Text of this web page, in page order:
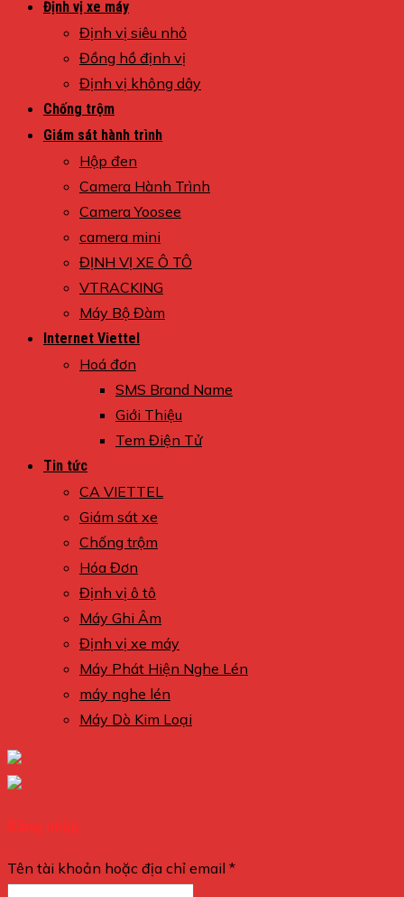
Định vị xe máy
Định vị siêu nhỏ
Đồng hồ định vị
Định vị không dây
Chống trộm
Giám sát hành trình
Hộp đen
Camera Hành Trình
Camera Yoosee
camera mini
ĐỊNH VỊ XE Ô TÔ
VTRACKING
Máy Bộ Đàm
Internet Viettel
Hoá đơn
SMS Brand Name
Giới Thiệu
Tem Điện Tử
Tin tức
CA VIETTEL
Giám sát xe
Chống trộm
Hóa Đơn
Định vị ô tô
Máy Ghi Âm
Định vị xe máy
Máy Phát Hiện Nghe Lén
máy nghe lén
Máy Dò Kim Loại
Đăng nhập
Tên tài khoản hoặc địa chỉ email *